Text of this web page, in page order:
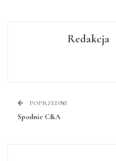
Redakcja
POPRZEDNI
Spodnie C&A